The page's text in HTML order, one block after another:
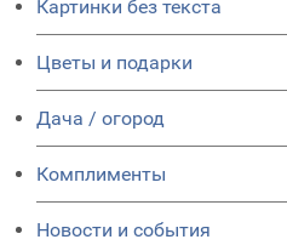
Картинки без текста
Цветы и подарки
Дача / огород
Комплименты
Новости и события